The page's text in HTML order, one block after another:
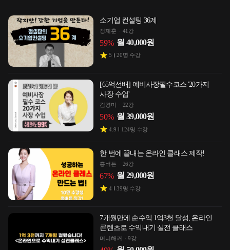
소기업 컨설팅 36계
정재훈 41강
59% 월 40,000원
5 20명 수강
[65억선배] 예비사장필수코스 '20가지
사장 수업'
김경미 22강
50% 월 39,000원
4.9 124명 수강
한 번에 끝내는 온라인 클래스 제작!
흥버튼 26강
67% 월 29,000원
4 39명 수강
7개월만에 순수익 1억3천 달성, 온라인
콘텐츠로 수익내기 실전 클래스
머니해커 9강